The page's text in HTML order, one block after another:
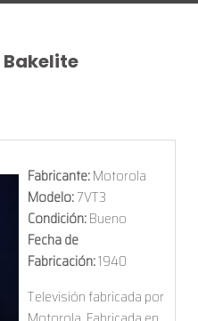
Bakelite
Fabricante:Motorola
Modelo:7VT3
Condición:Bueno
Fecha de
Fabricación:1940
Televisión fabricada por